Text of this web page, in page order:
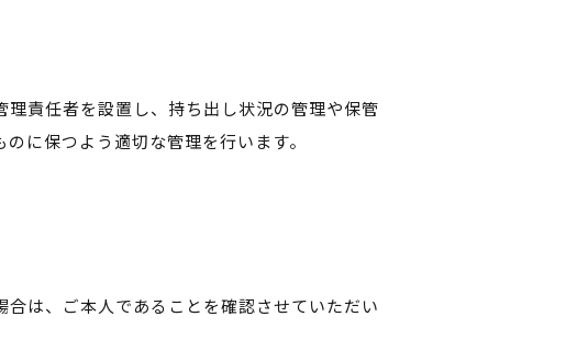
責任者を設置し、持ち出し状況の管理や保管
に保つよう適切な管理を行います。
は、ご本人であることを確認させていただい